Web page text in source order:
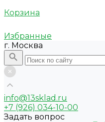
Корзина
Избранные
г. Москва
info@13sklad.ru
+7 (926) 034-10-00
Задать вопрос